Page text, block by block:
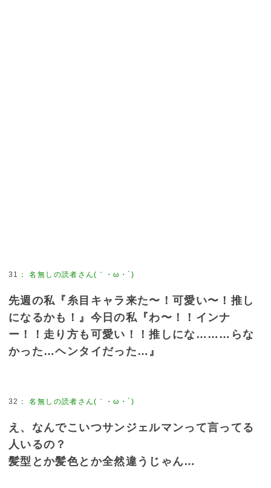
31 ：名無しの読者さん(｀・ω・´)
先週の私『糸目キャラ来た〜！可愛い〜！推し
になるかも！』今日の私『わ〜！！インナ
ー！！走り方も可愛い！！推しにな………らな
かった…ヘンタイだった…』
32 ：名無しの読者さん(｀・ω・´)
え、なんでこいつサンジェルマンって言ってる
人いるの？
髪型とか髪色とか全然違うじゃん…